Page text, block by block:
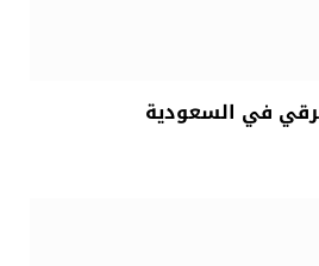
في السعودية